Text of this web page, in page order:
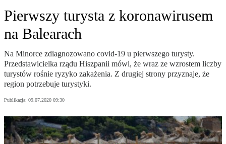
Pierwszy turysta z koronawirusem
na Balearach
Na Minorce zdiagnozowano covid-19 u pierwszego turysty.
Przedstawicielka rządu Hiszpanii mówi, że wraz ze wzrostem liczby
turystów rośnie ryzyko zakażenia. Z drugiej strony przyznaje, że
region potrzebuje turystyki.
Publikacja: 09.07.2020 09:30